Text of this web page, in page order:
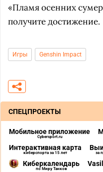
«Пламя осенних
получите достижение.
Игры Genshin Impact
СПЕЦПРОЕКТЫ
Мобильное приложение
Cybersport.ru
Интерактивная карта
киберспорта за 15 лет за
Киберкалендарь
по Миру Танков